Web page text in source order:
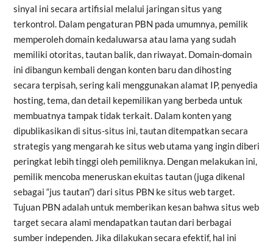
sinyal ini secara artifisial melalui jaringan situs yang
terkontrol. Dalam pengaturan PBN pada umumnya, pemilik
memperoleh domain kedaluwarsa atau lama yang sudah
memiliki otoritas, tautan balik, dan riwayat. Domain-domain
ini dibangun kembali dengan konten baru dan dihosting
secara terpisah, sering kali menggunakan alamat IP, penyedia
hosting, tema, dan detail kepemilikan yang berbeda untuk
membuatnya tampak tidak terkait. Dalam konten yang
dipublikasikan di situs-situs ini, tautan ditempatkan secara
strategis yang mengarah ke situs web utama yang ingin diberi
peringkat lebih tinggi oleh pemiliknya. Dengan melakukan ini,
pemilik mencoba meneruskan ekuitas tautan (juga dikenal
sebagai “jus tautan”) dari situs PBN ke situs web target.
Tujuan PBN adalah untuk memberikan kesan bahwa situs web
target secara alami mendapatkan tautan dari berbagai
sumber independen. Jika dilakukan secara efektif, hal ini